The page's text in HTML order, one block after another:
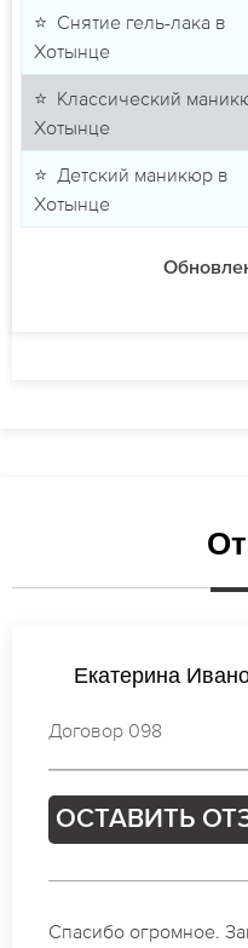
⭐ Снятие гель-лака в
Хотынце
⭐ Классический
Хотынце
⭐ Детский маникюр в
Хотынце
Наталья
Договор 250
ОСТАВИТЬ
Идеальные